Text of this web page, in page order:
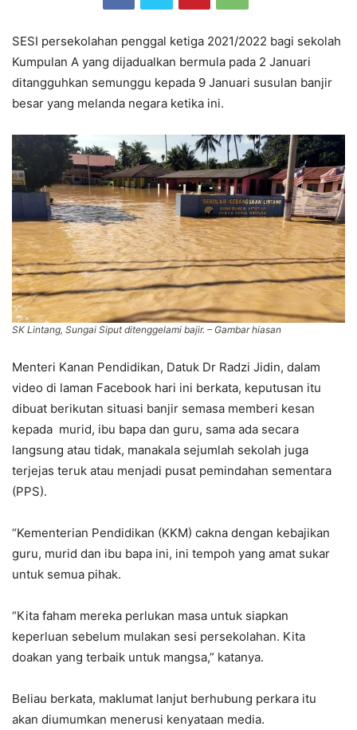
SESI persekolahan penggal ketiga 2021/2022 bagi sekolah
Kumpulan A yang dijadualkan bermula pada 2 Januari
ditangguhkan semunggu kepada 9 Januari susulan banjir
besar yang melanda negara ketika ini.
SK Lintang, Sungai Siput ditenggelami bajir. – Gambar hiasan
Menteri Kanan Pendidikan, Datuk Dr Radzi Jidin, dalam
video di laman Facebook hari ini berkata, keputusan itu
dibuat berikutan situasi banjir semasa memberi kesan
kepada murid, ibu bapa dan guru, sama ada secara
langsung atau tidak, manakala sejumlah sekolah juga
terjejas teruk atau menjadi pusat pemindahan sementara
(PPS).
“Kementerian Pendidikan (KKM) cakna dengan kebajikan
guru, murid dan ibu bapa ini, ini tempoh yang amat sukar
untuk semua pihak.
“Kita faham mereka perlukan masa untuk siapkan
keperluan sebelum mulakan sesi persekolahan. Kita
doakan yang terbaik untuk mangsa,” katanya.
Beliau berkata, maklumat lanjut berhubung perkara itu
akan diumumkan menerusi kenyataan media.